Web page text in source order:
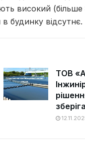
високий
будинку відсутнє.
ТОВ